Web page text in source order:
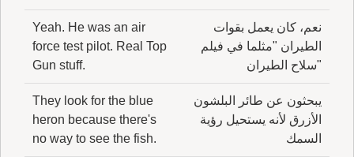
نعم، كان يعمل بقوات
الطيران "مثلما في فيلم
"سلاح الطيران
Yeah. He was an air
force test pilot. Real Top
Gun stuff.
يبحثون عن طائر البلشون
الأزرق لأنه يستحيل رؤية
السمك
They look for the blue
heron because there's
no way to see the fish.